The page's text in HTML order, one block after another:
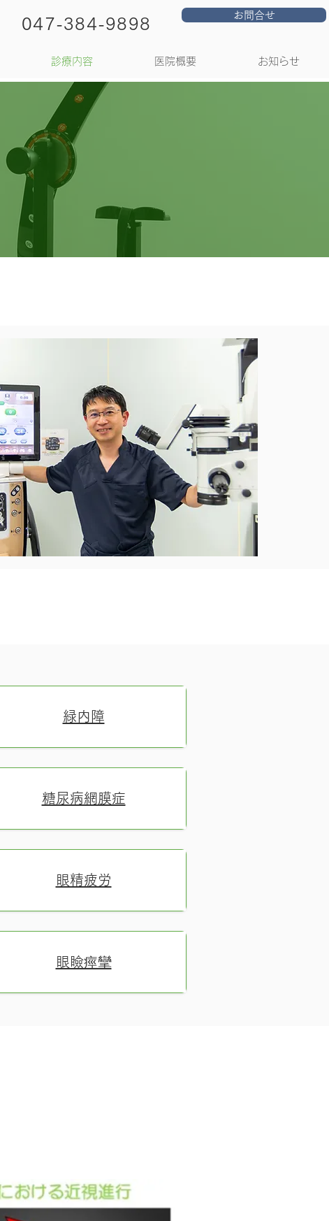
047-384-9898 お問合せ
診療内容 医院概要 お知らせ
緑内障
糖尿病網膜症
眼精疲労
眼瞼痙攣